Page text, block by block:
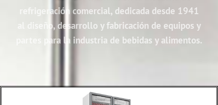
refrigeración comercial, dedicada desde 1941
al diseño, desarrollo y fabricación de equipos y
partes para la industria de bebidas y alimentos.